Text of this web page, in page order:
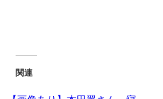
関連